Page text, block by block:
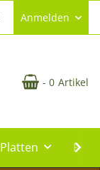
Anmelden
- 0 Artikel
Platten